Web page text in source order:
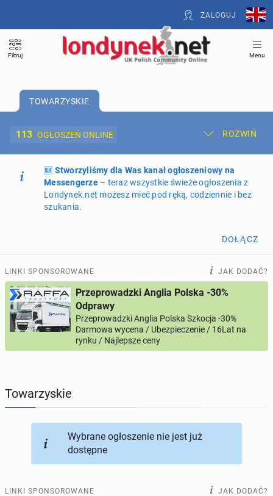
ZALOGUJ
Filtruj Menu
TOWARZYSKIE
113 OGŁOSZEŃ ONLINE ROZWIŃ
Dodaj ogłoszenie Moje ogłoszenia
Oferta i cennik ogłoszeń
ogłoszenia online
PROFILE KANDYDATÓW 290 profili online
USŁUGI 163ogłoszenia online
KUPIĘ & SPRZEDAM
🆕 Stworzyliśmy dla Was kanał ogłoszeniowy na
Messengerze– teraz wszystkie świeże ogłoszenia z
Londynek.net możesz mieć pod ręką, codziennie i bez
szukania.
DOŁĄCZ
LINKI SPONSOROWANE JAK DODAĆ?
Przeprowadzki Anglia Polska -30%
Odprawy
Przeprowadzki Anglia Polska Szkocja -30%
Darmowa wycena / Ubezpieczenie / 16Lat na
rynku / Najlepsze ceny
Towarzyskie
Wybrane ogłoszenie nie jest już
dostępne
LINKI SPONSOROWANE JAK DODAĆ?